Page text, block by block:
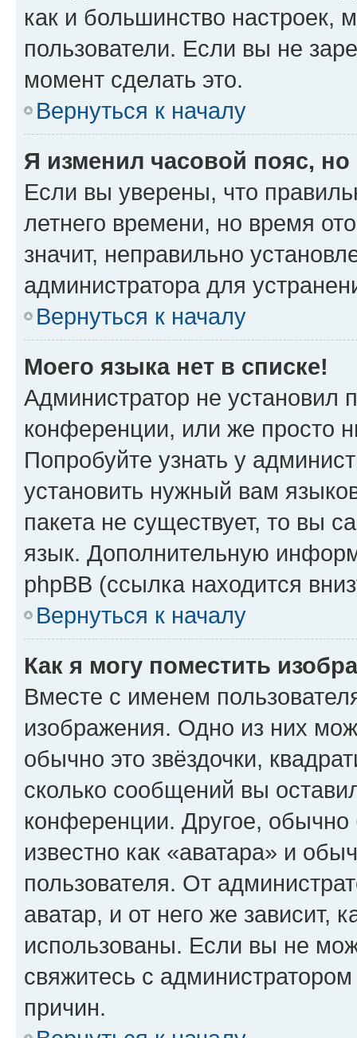
как и большинство настроек,
пользователи. Если вы не
момент сделать это.
Вернуться к началу
Я изменил часовой пояс,
Если вы уверены, что
летнего времени, но время
значит, неправильно
администратора для
Вернуться к началу
Моего языка нет в списке!
Администратор не установил
конференции, или же просто
Попробуйте узнать у
установить нужный вам
пакета не существует, то вы
язык. Дополнительную
phpBB (ссылка находится
Вернуться к началу
Как я могу поместить
Вместе с именем
изображения. Одно из них
обычно это звёздочки,
сколько сообщений вы
конференции. Другое,
известно как «аватара» и
пользователя. От
аватар, и от него же зависит,
использованы. Если вы не
свяжитесь с
причин.